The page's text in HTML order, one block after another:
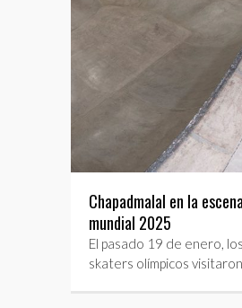
Chapadmalal en la
mundial 2025
El pasado 19 de enero,
skaters olímpicos